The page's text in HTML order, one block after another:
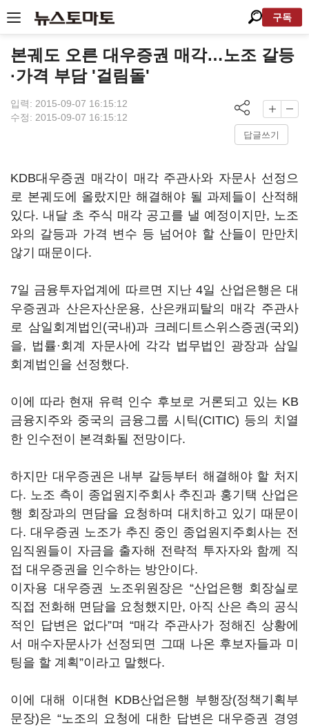
구독
본궤도 오른 대우증권 매각…노조 갈등
·가격 부담 '걸림돌'
입력: 2015-09-07 16:15:12
수정: 2015-09-07 16:15:12
답글쓰기
KDB대우증권 매각이 매각 주관사와 자문사 선정으
로 본궤도에 올랐지만 해결해야 될 과제들이 산적해
있다. 내달 초 주식 매각 공고를 낼 예정이지만, 노조
와의 갈등과 가격 변수 등 넘어야 할 산들이 만만치
않기 때문이다.
7일 금융투자업계에 따르면 지난 4일 산업은행은 대
우증권과 산은자산운용, 산은캐피탈의 매각 주관사
로 삼일회계법인(국내)과 크레디트스위스증권(국외)
을, 법률·회계 자문사에 각각 법무법인 광장과 삼일
회계법인을 선정했다.
이에 따라 현재 유력 인수 후보로 거론되고 있는 KB
금융지주와 중국의 금융그룹 시틱(CITIC) 등의 치열
한 인수전이 본격화될 전망이다.
하지만 대우증권은 내부 갈등부터 해결해야 할 처지
다. 노조 측이 종업원지주회사 추진과 홍기택 산업은
행 회장과의 면담을 요청하며 대치하고 있기 때문이
다. 대우증권 노조가 추진 중인 종업원지주회사는 전
임직원들이 자금을 출자해 전략적 투자자와 함께 직
접 대우증권을 인수하는 방안이다.
이자용 대우증권 노조위원장은 “산업은행 회장실로
직접 전화해 면담을 요청했지만, 아직 산은 측의 공식
적인 답변은 없다”며 “매각 주관사가 정해진 상황에
서 매수자문사가 선정되면 그때 나온 후보자들과 미
팅을 할 계획”이라고 말했다.
이에 대해 이대현 KDB산업은행 부행장(정책기획부
문장)은 “노조의 요청에 대한 답변은 대우증권 경영